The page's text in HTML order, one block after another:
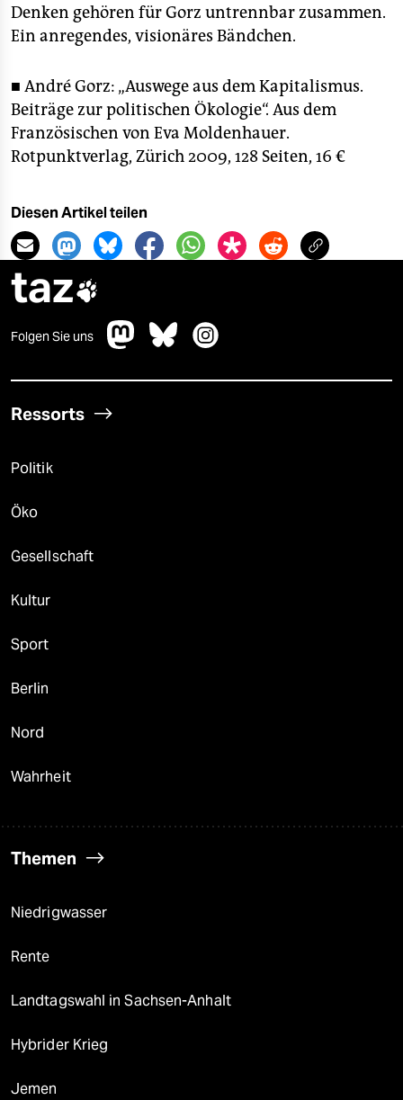
Denken gehören für Gorz untrennbar zusammen.
Ein anregendes, visionäres Bändchen.
■ André Gorz: „Auswege aus dem Kapitalismus.
Beiträge zur politischen Ökologie“. Aus dem
Französischen von Eva Moldenhauer.
Rotpunktverlag, Zürich 2009, 128 Seiten, 16 €
Diesen Artikel teilen
taz
Folgen Sie uns
Ressorts
Politik
Öko
Gesellschaft
Kultur
Sport
Berlin
Nord
Wahrheit
Themen
Niedrigwasser
Rente
Landtagswahl in Sachsen-Anhalt
Hybrider Krieg
Jemen